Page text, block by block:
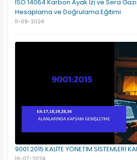
ISO 14064 Karbon Ayak İzi ve Sera Gazı
Hesaplama ve Doğrulama Eğitimi
11-09-2024
9001:2015 KALİTE YÖNETİM SİSTEMLERİ